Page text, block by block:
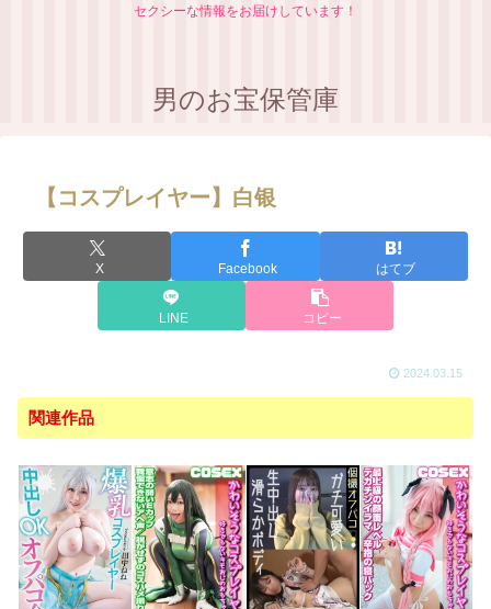
セクシーな情報をお届けしています！
男のお宝保管庫
【コスプレイヤー】白银
X Facebook はてブ
LINE コピー
2024.03.15
関連作品